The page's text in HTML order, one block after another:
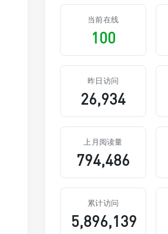
当前在线
100
昨日访问
26,934
上月阅读量
794,486
累计访问
5,896,139